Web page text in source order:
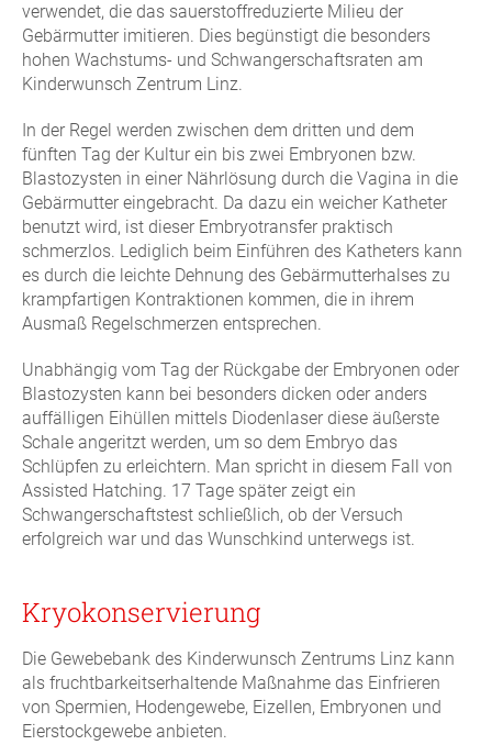
verwendet, die das sauerstoffreduzierte Milieu der
Gebärmutter imitieren. Dies begünstigt die besonders
hohen Wachstums- und Schwangerschaftsraten am
Kinderwunsch Zentrum Linz.
In der Regel werden zwischen dem dritten und dem
fünften Tag der Kultur ein bis zwei Embryonen bzw.
Blastozysten in einer Nährlösung durch die Vagina in die
Gebärmutter eingebracht. Da dazu ein weicher Katheter
benutzt wird, ist dieser Embryotransfer praktisch
schmerzlos. Lediglich beim Einführen des Katheters kann
es durch die leichte Dehnung des Gebärmutterhalses zu
krampfartigen Kontraktionen kommen, die in ihrem
Ausmaß Regelschmerzen entsprechen.
Unabhängig vom Tag der Rückgabe der Embryonen oder
Blastozysten kann bei besonders dicken oder anders
auffälligen Eihüllen mittels Diodenlaser diese äußerste
Schale angeritzt werden, um so dem Embryo das
Schlüpfen zu erleichtern. Man spricht in diesem Fall von
Assisted Hatching. 17 Tage später zeigt ein
Schwangerschaftstest schließlich, ob der Versuch
erfolgreich war und das Wunschkind unterwegs ist.
Kryokonservierung
Die Gewebebank des Kinderwunsch Zentrums Linz kann
als fruchtbarkeitserhaltende Maßnahme das Einfrieren
von Spermien, Hodengewebe, Eizellen, Embryonen und
Eierstockgewebe anbieten.